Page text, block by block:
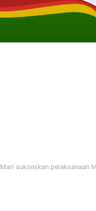
Mari sukseskan pelaksanaan